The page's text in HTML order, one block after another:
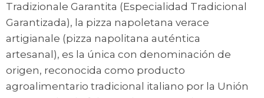
Tradizionale Garantita (Especialidad Tradicional
Garantizada), la pizza napoletana verace
artigianale (pizza napolitana auténtica
artesanal), es la única con denominación de
origen, reconocida como producto
agroalimentario tradicional italiano por la Unión